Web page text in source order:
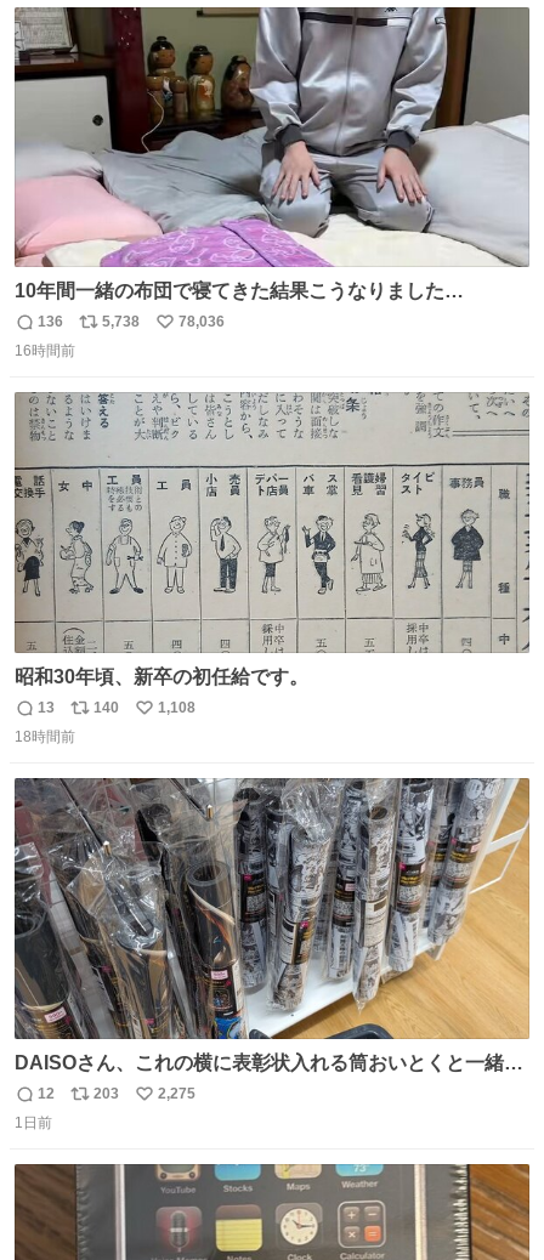
人＿ ＞今日は私服＜ ￣Y^Y^Y^Y^Y^￣ #白樹鳥取大阪コ
ナン旅行2026
ト
数
数
10年間一緒の布団で寝てきた結果こうなりました…
返
信
136
リ
ト
数
5,738
い
数
78,036
16時間前
昭和30年頃、新卒の初任給です。
返
信
13
リ
ポ
ト
数
140
い
数
1,108
18時間前
DAISOさん、これの横に表彰状入れる筒おいとくと一緒に
売れますのでご検討下さい
返
信
12
リ
ト
数
203
い
2,275
1日前